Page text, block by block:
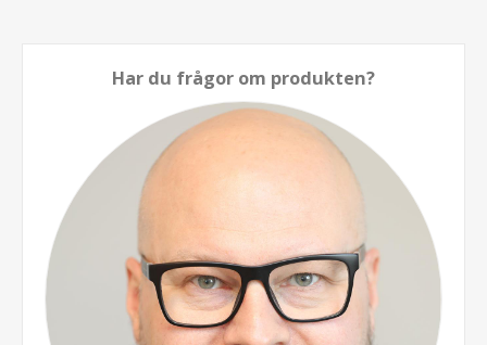
Har du frågor om produkten?